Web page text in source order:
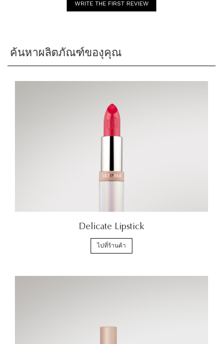
WRITE THE FIRST REVIEW
ค้นหาผลิตภัณฑ์ของุคุณ
Delicate Lipstick
ไปที่ร้านค้า